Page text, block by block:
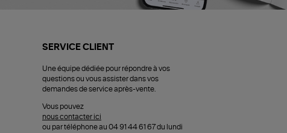
SERVICE CLIENT
Une équipe dédiée pour répondre à vos
questions ou vous assister dans vos
demandes de service après-vente.
Vous pouvez
nous contacter ici
ou par téléphone au 04 91 44 61 67 du lundi